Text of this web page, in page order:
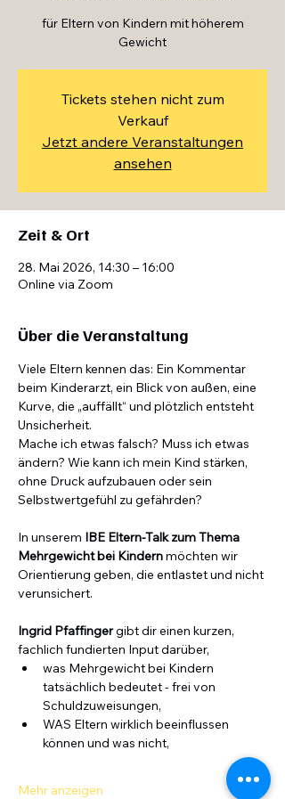
für Eltern von Kindern mit höherem
Tickets stehen nicht zum
Verkauf
Jetzt andere Veranstaltungen
ansehen
Zeit & Ort
28. Mai 2026, 14:30 – 16:00
Online via Zoom
Über die Veranstaltung
Viele Eltern kennen das: Ein Kommentar
beim Kinderarzt, ein Blick von außen, eine
Kurve, die „auffällt“ und plötzlich entsteht
Unsicherheit.
Mache ich etwas falsch? Muss ich etwas
ändern? Wie kann ich mein Kind stärken,
ohne Druck aufzubauen oder sein
Selbstwertgefühl zu gefährden?
In unserem IBE Eltern-Talk zum Thema
Mehrgewichtbei Kindern möchten wir
Orientierung geben, die entlastet und nicht
verunsichert.
Ingrid Pfaffinger gibt dir einen kurzen,
fachlich fundierten Input darüber,
was Mehrgewicht bei Kindern
tatsächlich bedeutet - frei von
Schuldzuweisungen,
WAS Eltern wirklich beeinflussen
können und was nicht,
Mehr anzeigen